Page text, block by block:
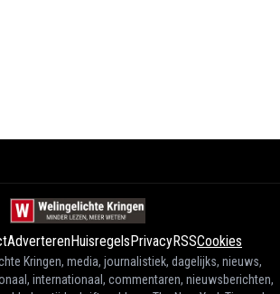
AdverterenHuisregelsPrivacyRSSCookies
Kringen, media, journalistiek, dagelijks, nieuws,
internationaal, commentaren, nieuwsberichten,